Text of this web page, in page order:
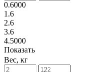
0.6000
1.6
2.6
3.6
4.5000
Показать
Вес, кг